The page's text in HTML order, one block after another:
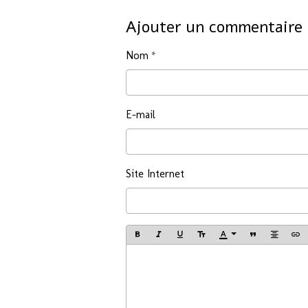
Ajouter un commentaire
Nom
E-mail
Site Internet